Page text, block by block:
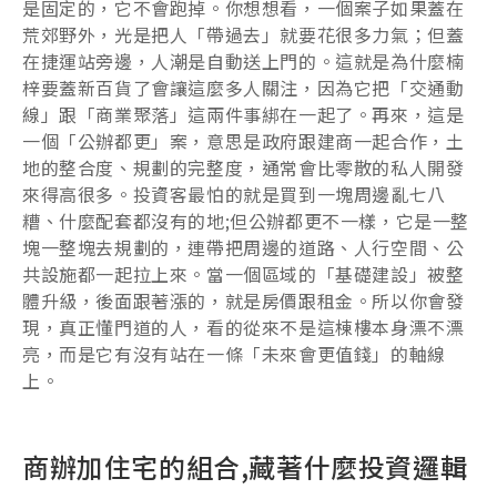
是固定的，它不會跑掉。你想想看，一個案子如果蓋在
荒郊野外，光是把人「帶過去」就要花很多力氣；但蓋
在捷運站旁邊，人潮是自動送上門的。這就是為什麼楠
梓要蓋新百貨了會讓這麼多人關注，因為它把「交通動
線」跟「商業聚落」這兩件事綁在一起了。再來，這是
一個「公辦都更」案，意思是政府跟建商一起合作，土
地的整合度、規劃的完整度，通常會比零散的私人開發
來得高很多。投資客最怕的就是買到一塊周邊亂七八
糟、什麼配套都沒有的地;但公辦都更不一樣，它是一整
塊一整塊去規劃的，連帶把周邊的道路、人行空間、公
共設施都一起拉上來。當一個區域的「基礎建設」被整
體升級，後面跟著漲的，就是房價跟租金。所以你會發
現，真正懂門道的人，看的從來不是這棟樓本身漂不漂
亮，而是它有沒有站在一條「未來會更值錢」的軸線
上。
商辦加住宅的組合,藏著什麼投資邏輯